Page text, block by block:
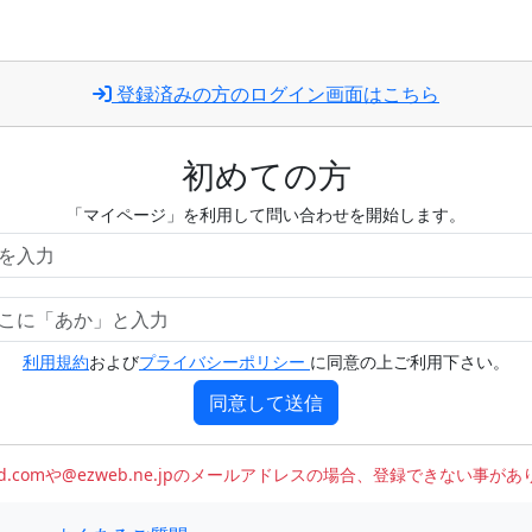
登録済みの方のログイン画面はこちら
初めての方
「マイページ」を利用して問い合わせを開始します。
利用規約およびプライバシーポリシー に同意の上ご利用下さい。
同意して送信
や@ezweb.ne.jpのメールアドレスの場合、登録できない事があ